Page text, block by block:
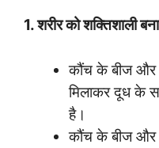
1. शरीर को शक्तिशाली
कौंच के बीज और
मिलाकर दूध के
है।
कौंच के बीज और